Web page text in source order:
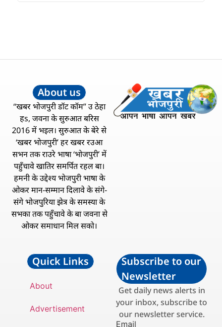
About us
“खबर भोजपुरी डॉट कॉम” उ ठेहा
हs, जवना के सुरुआत बरिस
2016 में भइल। सुरुआत के बेरे से
‘खबर भोजपुरी’ हर खबर रउआ
सभन तक राउरे भाषा ‘भोजपुरी’ में
पहुँचावे खातिर समर्पित रहल बा।
हमनी के उद्देश्य भोजपुरी भाषा के
ओकर मान-सम्मान दिलावे के संगे-
संगे भोजपुरिया झेत्र के समस्या के
सभका तक पहुँचावे के बा जवना से
ओकर समाधान मिल सको।
Quick Links
About
Advertisement
Subscribe to our
Newsletter
Get daily news alerts in
your inbox, subscribe to
our newsletter service.
Email